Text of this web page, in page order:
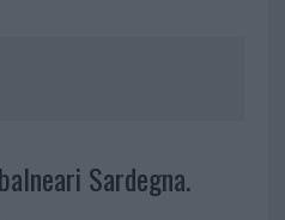
Sardegna.